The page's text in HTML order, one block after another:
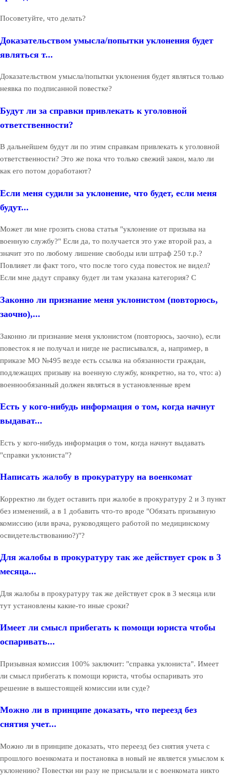
Посоветуйте, что делать?
Доказательством умысла/попытки уклонения будет
являться т...
Доказательством умысла/попытки уклонения будет являться только
неявка по подписанной повестке?
Будут ли за справки привлекать к уголовной
ответственности?
В дальнейшем будут ли по этим справкам привлекать к уголовной
ответственности? Это же пока что только свежий закон, мало ли
как его потом доработают?
Если меня судили за уклонение, что будет, если меня
будут...
Может ли мне грозить снова статья "уклонение от призыва на
военную службу?" Если да, то получается это уже второй раз, а
значит это по любому лишение свободы или штраф 250 т.р.?
Повлияет ли факт того, что после того суда повесток не видел?
Если мне дадут справку будет ли там указана категория? С
Законно ли признание меня уклонистом (повторюсь,
заочно),...
Законно ли признание меня уклонистом (повторюсь, заочно), если
повесток я не получал и нигде не расписывался, а, например, в
приказе МО №495 везде есть ссылка на обязанности граждан,
подлежащих призыву на военную службу, конкретно, на то, что: а)
военнообязанный должен являться в установленные врем
Есть у кого-нибудь информация о том, когда начнут
выдават...
Есть у кого-нибудь информация о том, когда начнут выдавать
"справки уклониста"?
Написать жалобу в прокуратуру на военкомат
Корректно ли будет оставить при жалобе в прокуратуру 2 и 3 пункт
без изменений, а в 1 добавить что-то вроде "Обязать призывную
комиссию (или врача, руководящего работой по медицинскому
освидетельствованию?)"?
Для жалобы в прокуратуру так же действует срок в 3
месяца...
Для жалобы в прокуратуру так же действует срок в 3 месяца или
тут установлены какие-то иные сроки?
Имеет ли смысл прибегать к помощи юриста чтобы
оспаривать...
Призывная комиссия 100% заключит: "справка уклониста". Имеет
ли смысл прибегать к помощи юриста, чтобы оспаривать это
решение в вышестоящей комиссии или суде?
Можно ли в принципе доказать, что переезд без
снятия учет...
Можно ли в принципе доказать, что переезд без снятия учета с
прошлого военкомата и постановка в новый не является умыслом к
уклонению? Повестки ни разу не присылали и с военкомата никто